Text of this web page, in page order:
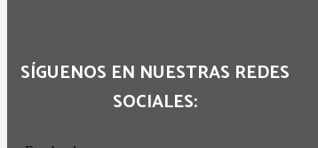
SÍGUENOS EN NUESTRAS REDES
SOCIALES: